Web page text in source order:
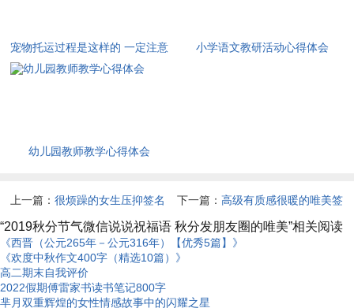
宠物托运过程是这样的 一定注意
细节决定一切
小学语文教研活动心得体会
幼儿园教师教学心得体会
上一篇：很烦躁的女生压抑签名
女生心里很郁闷的签名(精选45条)
下一篇： 高级有质感很暖的唯美签
名 超暖治愈的签名最新版
“2019秋分节气微信说说祝福语 秋分发朋友圈的唯美”相关阅读
《西晋（公元265年－公元316年）【优秀5篇】》
《欢度中秋作文400字（精选10篇）》
高二期末自我评价
2022假期傅雷家书读书笔记800字
芈月双重辉煌的女性情感故事中的闪耀之星